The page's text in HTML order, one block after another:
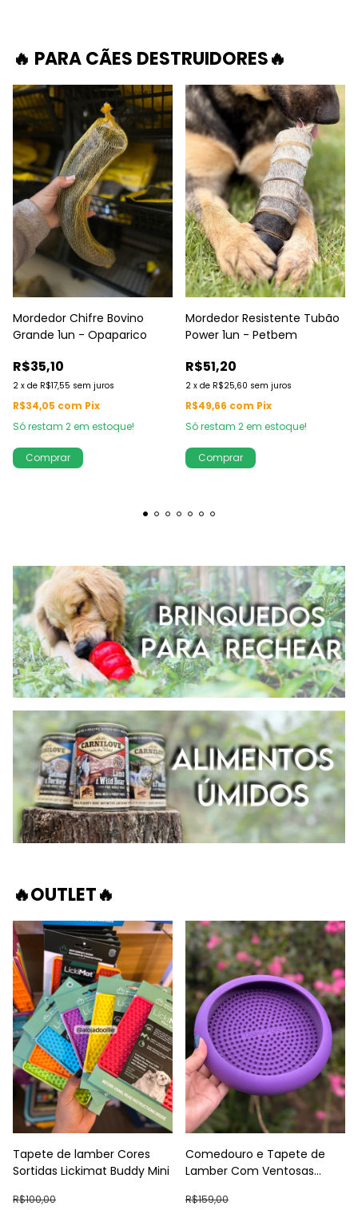
🔥 PARA CÃES DESTRUIDORES🔥
Mordedor Chifre Bovino
Grande 1un - Opaparico
R$35,10
2 x de R$17,55 sem juros
R$34,05 com Pix
Só restam 2em estoque!
Mordedor Resistente Tubão
Power 1un - Petbem
R$51,20
2 x de R$25,60 sem juros
R$49,66 com Pix
Só restam 2em estoque!
🔥OUTLET🔥
Tapete de lamber Cores
Sortidas Lickimat Buddy Mini
R$100,00
Comedouro e Tapete de
Lamber Com Ventosas
R$159,00